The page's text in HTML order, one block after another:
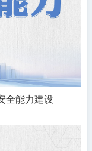
全能力建设